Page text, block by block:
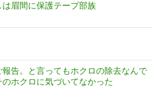
眉間に保護テープ部族
告。と言ってもホクロの除去なんで
ホクロに気づいてなかった